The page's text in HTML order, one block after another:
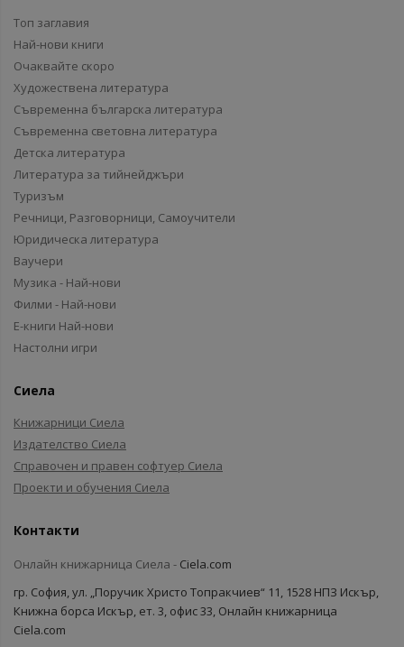
Топ заглавия
Най-нови книги
Очаквайте скоро
Художествена литература
Съвременна българска литература
Съвременна световна литература
Детска литература
Литература за тийнейджъри
Туризъм
Речници, Разговорници, Самоучители
Юридическа литература
Ваучери
Музика - Най-нови
Филми - Най-нови
Е-книги Най-нови
Настолни игри
Сиела
Книжарници Сиела
Издателство Сиела
Справочен и правен софтуер Сиела
Проекти и обучения Сиела
Контакти
Онлайн книжарница Сиела - Ciela.com
гр. София, ул. „Поручик Христо Топракчиев“ 11, 1528 НПЗ Искър,
Книжна борса Искър, ет. 3, офис 33, Онлайн книжарница
Ciela.com